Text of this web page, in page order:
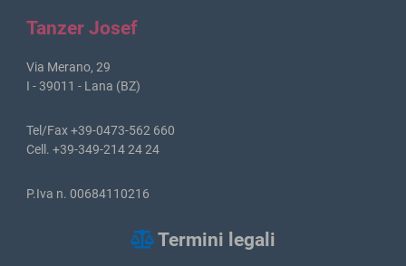
I - 39011 - Lana (BZ)
Cell. +39-349-214 24 24